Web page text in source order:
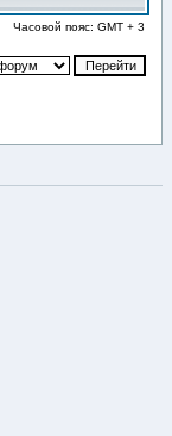
Часовой пояс: GMT + 3